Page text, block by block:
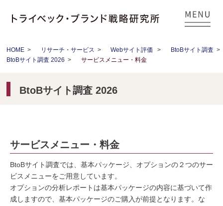
HOME > リサーチ・サービス > Webサイト評価 > BtoBサイト調査 >
BtoBサイト調査 2026 > サービスメニュー・料金
BtoBサイト調査 2026
サービスメニュー・料金
BtoBサイト調査では、基本パッケージ、オプションの２つのサー
ビスメニューをご用意しています。
オプションの分析レポートは基本パッケージの内容に基づいて作
成しますので、基本パッケージのご購入が前提となります。な